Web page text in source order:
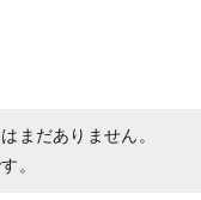
まだありません。
。